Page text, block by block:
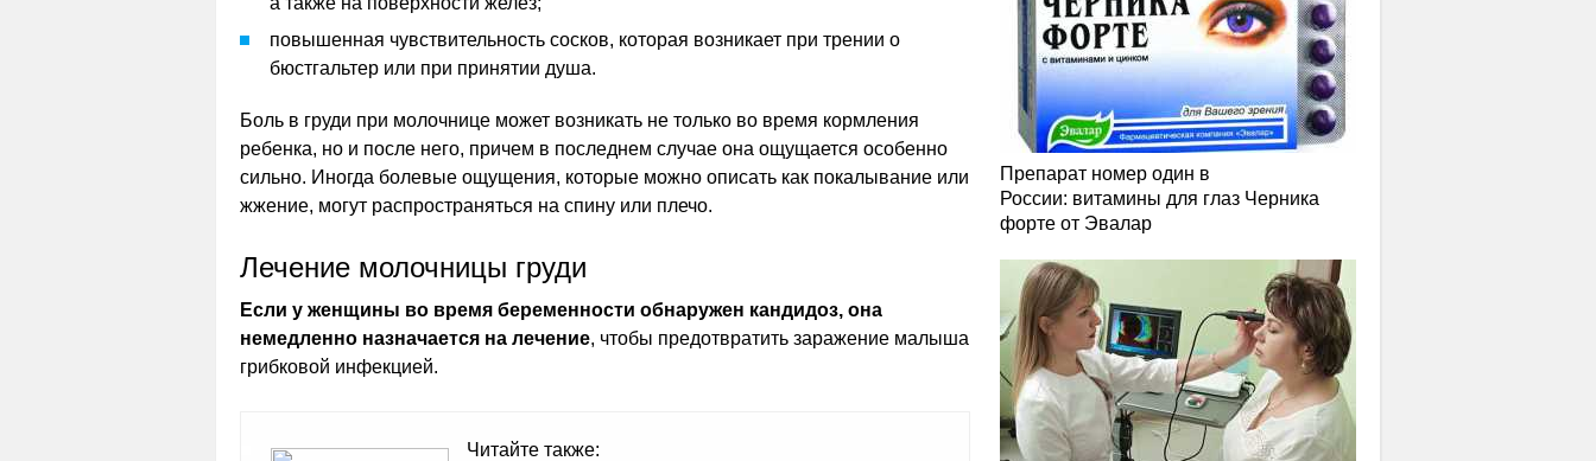
повышенная чувствительность сосков, которая возникает при трении о
бюстгальтер или при принятии душа.
Боль в груди при молочнице может возникать не только во время кормления
ребенка, но и после него, причем в последнем случае она ощущается особенно
сильно. Иногда болевые ощущения, которые можно описать как покалывание или
жжение, могут распространяться на спину или плечо.
Лечение молочницы груди
Если у женщины во время беременности обнаружен кандидоз, она
немедленно назначается на лечение, чтобы предотвратить заражение малыша
грибковой инфекцией.
Читайте также:
Препарат номер один в
России: витамины для глаз Черника
форте от Эвалар